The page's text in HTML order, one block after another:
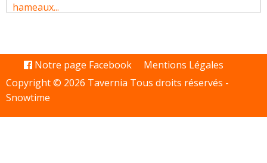
hameaux...
Notre page Facebook
Mentions Légales
Copyright © 2026 Tavernia Tous droits réservés -
Snowtime